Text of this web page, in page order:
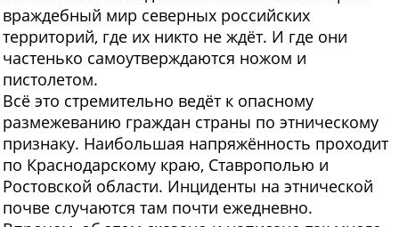
враждебный мир северных российских
территорий, где их никто не ждёт. И где они
частенько самоутверждаются ножом и
пистолетом.
Всё это стремительно ведёт к опасному
размежеванию граждан страны по этническому
признаку. Наибольшая напряжённость проходит
по Краснодарскому краю, Ставрополью и
Ростовской области. Инциденты на этнической
почве случаются там почти ежедневно.